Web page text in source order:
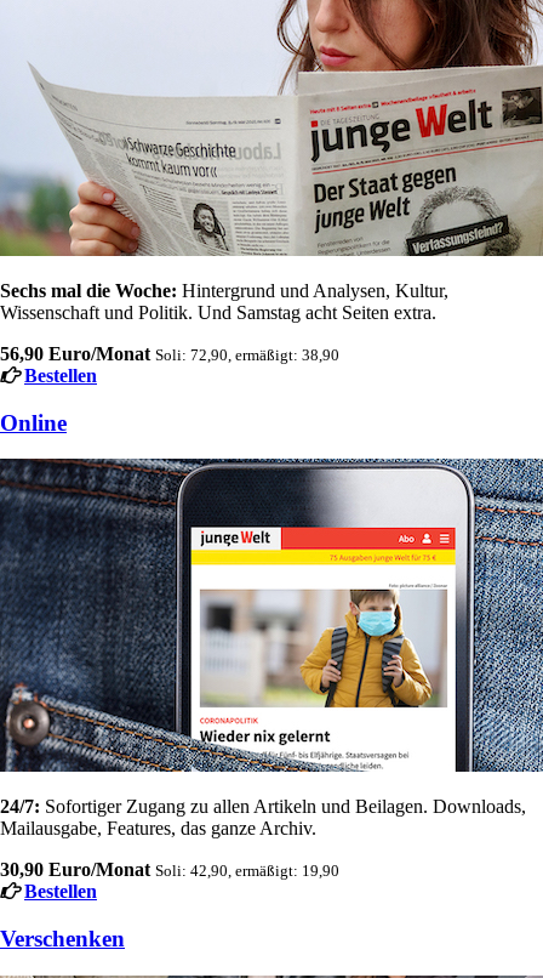
Sechs mal die Woche: Hintergrund und Analysen, Kultur,
Wissenschaft und Politik. Und Samstag acht Seiten extra.
56,90 Euro/Monat Soli: 72,90, ermäßigt: 38,90
Bestellen
Online
24/7: Sofortiger Zugang zu allen Artikeln und Beilagen. Downloads,
Mailausgabe, Features, das ganze Archiv.
30,90 Euro/Monat Soli: 42,90, ermäßigt: 19,90
Bestellen
Verschenken